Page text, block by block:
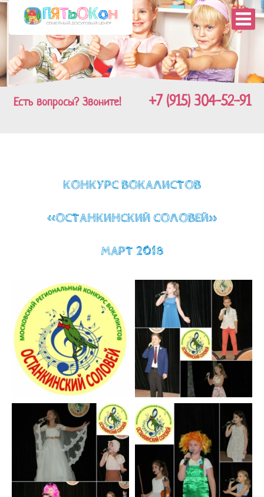
Есть вопросы? Звоните! +7 (915) 304-52-91
КОНКУРС ВОКАЛИСТОВ
«ОСТАНКИНСКИЙ СОЛОВЕЙ»
МАРТ 2018